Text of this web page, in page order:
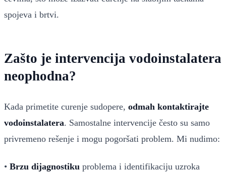
spojeva i brtvi.
Zašto je intervencija vodoinstalatera
neophodna?
Kada primetite curenje sudopere, odmah kontaktirajte
vodoinstalatera. Samostalne intervencije često su samo
privremeno rešenje i mogu pogoršati problem. Mi nudimo:
• Brzu dijagnostiku problema i identifikaciju uzroka